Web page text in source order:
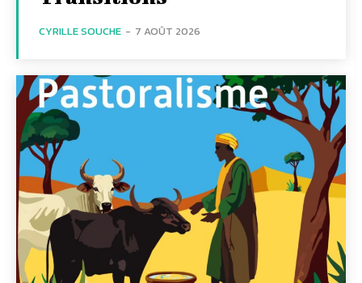
CYRILLE SOUCHE - 7 AOÛT 2026